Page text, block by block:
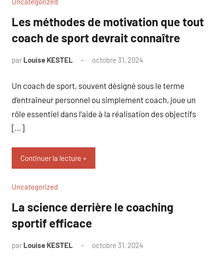
Les méthodes de motivation que tout
coach de sport devrait connaître
par Louise KESTEL octobre 31, 2024
Un coach de sport, souvent désigné sous le terme
d’entraîneur personnel ou simplement coach, joue un
rôle essentiel dans l’aide à la réalisation des objectifs
[…]
Continuer la lecture
Uncategorized
La science derrière le coaching
sportif efficace
par Louise KESTEL octobre 31, 2024